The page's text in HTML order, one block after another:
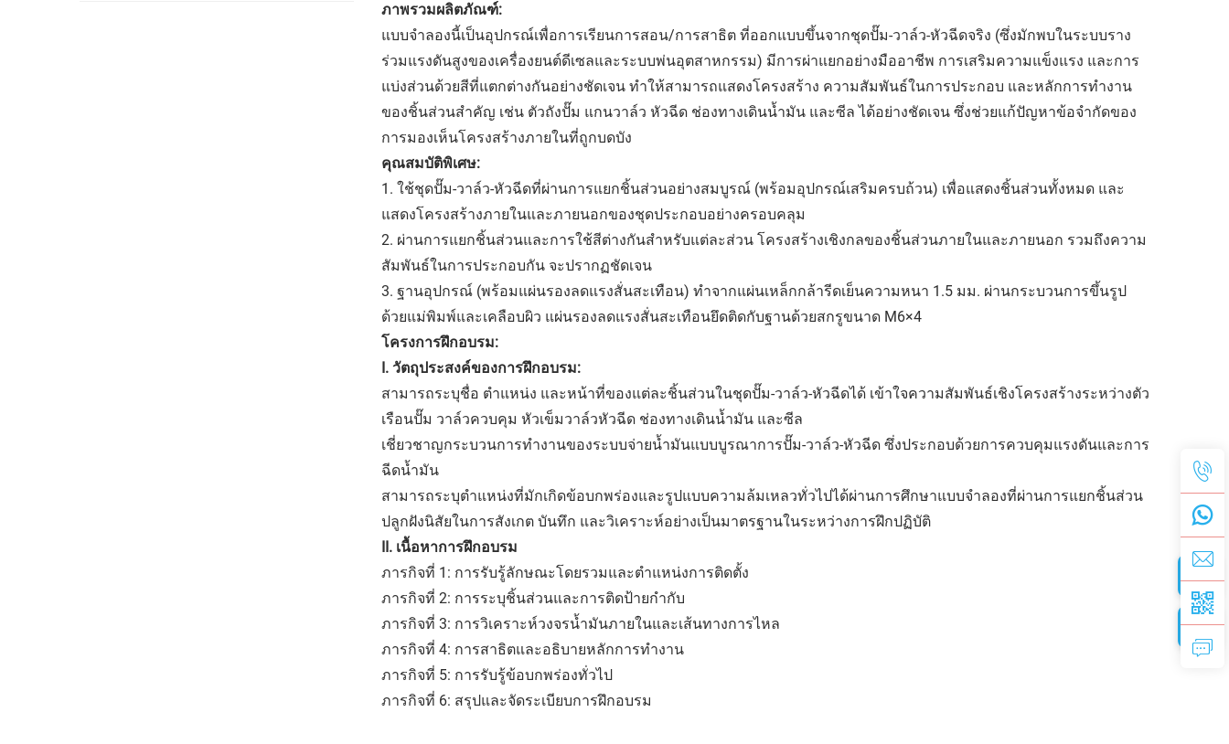
ภาพรวมผลิตภัณฑ์:
แบบจำลองนี้เป็นอุปกรณ์เพื่อการเรียนการสอน/การสาธิต ที่ออกแบบขึ้นจากชุดปั๊ม-วาล์ว-หัวฉีดจริง (ซึ่งมักพบในระบบราง
ร่วมแรงดันสูงของเครื่องยนต์ดีเซลและระบบพ่นอุตสาหกรรม) มีการผ่าแยกอย่างมืออาชีพ การเสริมความแข็งแรง และการ
แบ่งส่วนด้วยสีที่แตกต่างกันอย่างชัดเจน ทำให้สามารถแสดงโครงสร้าง ความสัมพันธ์ในการประกอบ และหลักการทำงาน
ของชิ้นส่วนสำคัญ เช่น ตัวถังปั๊ม แกนวาล์ว หัวฉีด ช่องทางเดินน้ำมัน และซีล ได้อย่างชัดเจน ซึ่งช่วยแก้ปัญหาข้อจำกัดของ
การมองเห็นโครงสร้างภายในที่ถูกบดบัง
คุณสมบัติพิเศษ:
1. ใช้ชุดปั๊ม-วาล์ว-หัวฉีดที่ผ่านการแยกชิ้นส่วนอย่างสมบูรณ์ (พร้อมอุปกรณ์เสริมครบถ้วน) เพื่อแสดงชิ้นส่วนทั้งหมด และ
แสดงโครงสร้างภายในและภายนอกของชุดประกอบอย่างครอบคลุม
2. ผ่านการแยกชิ้นส่วนและการใช้สีต่างกันสำหรับแต่ละส่วน โครงสร้างเชิงกลของชิ้นส่วนภายในและภายนอก รวมถึงความ
สัมพันธ์ในการประกอบกัน จะปรากฏชัดเจน
3. ฐานอุปกรณ์ (พร้อมแผ่นรองลดแรงสั่นสะเทือน) ทำจากแผ่นเหล็กกล้ารีดเย็นความหนา 1.5 มม. ผ่านกระบวนการขึ้นรูป
ด้วยแม่พิมพ์และเคลือบผิว แผ่นรองลดแรงสั่นสะเทือนยึดติดกับฐานด้วยสกรูขนาด M6×4
โครงการฝึกอบรม:
I. วัตถุประสงค์ของการฝึกอบรม:
สามารถระบุชื่อ ตำแหน่ง และหน้าที่ของแต่ละชิ้นส่วนในชุดปั๊ม-วาล์ว-หัวฉีดได้ เข้าใจความสัมพันธ์เชิงโครงสร้างระหว่างตัว
เรือนปั๊ม วาล์วควบคุม หัวเข็มวาล์วหัวฉีด ช่องทางเดินน้ำมัน และซีล
เชี่ยวชาญกระบวนการทำงานของระบบจ่ายน้ำมันแบบบูรณาการปั๊ม-วาล์ว-หัวฉีด ซึ่งประกอบด้วยการควบคุมแรงดันและการ
ฉีดน้ำมัน
สามารถระบุตำแหน่งที่มักเกิดข้อบกพร่องและรูปแบบความล้มเหลวทั่วไปได้ผ่านการศึกษาแบบจำลองที่ผ่านการแยกชิ้นส่วน
ปลูกฝังนิสัยในการสังเกต บันทึก และวิเคราะห์อย่างเป็นมาตรฐานในระหว่างการฝึกปฏิบัติ
II. เนื้อหาการฝึกอบรม
ภารกิจที่ 1: การรับรู้ลักษณะโดยรวมและตำแหน่งการติดตั้ง
ภารกิจที่ 2: การระบุชิ้นส่วนและการติดป้ายกำกับ
ภารกิจที่ 3: การวิเคราะห์วงจรน้ำมันภายในและเส้นทางการไหล
ภารกิจที่ 4: การสาธิตและอธิบายหลักการทำงาน
ภารกิจที่ 5: การรับรู้ข้อบกพร่องทั่วไป
ภารกิจที่ 6: สรุปและจัดระเบียบการฝึกอบรม